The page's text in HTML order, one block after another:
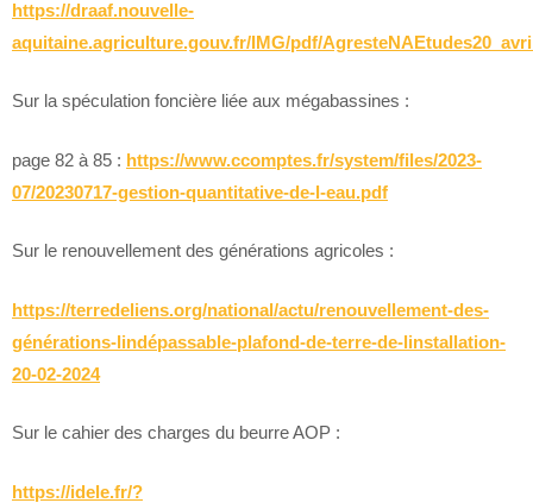
https://draaf.nouvelle-
aquitaine.agriculture.gouv.fr/IMG/pdf/
Sur la spéculation foncière liée aux mégabassines :
page 82 à 85 : https://www.ccomptes.fr/system/files/2023-
07/20230717-gestion-quantitative-de-l-eau.pdf
Sur le renouvellement des générations agricoles :
https://terredeliens.org/national/actu/renouvellement-des-
générations-lindépassable-plafond-de-terre-de-linstallation-
20-02-2024
Sur le cahier des charges du beurre AOP :
https://idele.fr/?